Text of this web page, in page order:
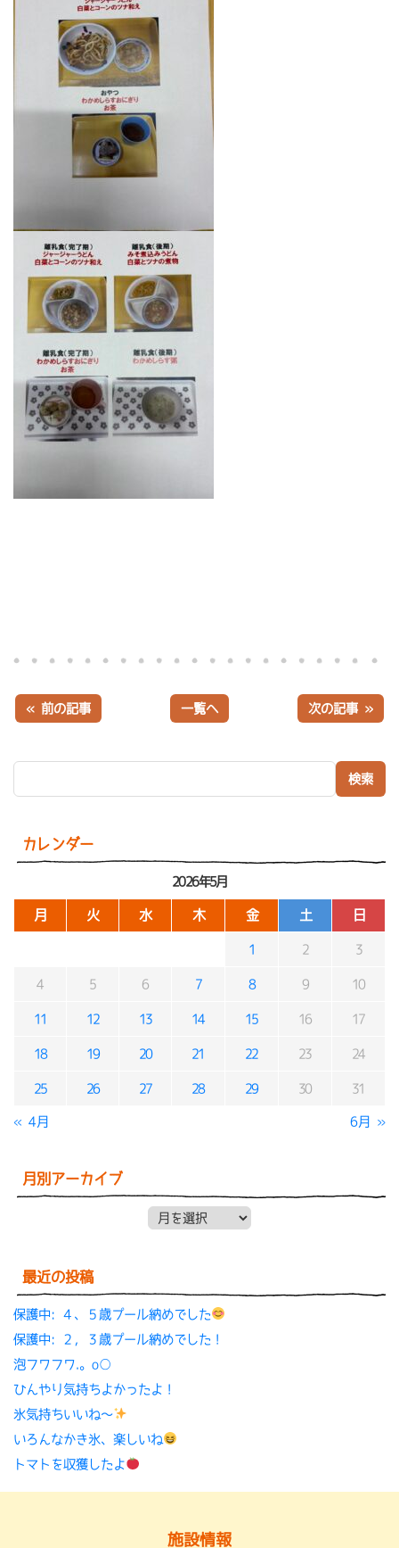
カレンダー
2026年5月
月 火 水 木 金 土 日
1 2 3
4 5 6 7 8 9 10
11 12 13 14 15 16 17
18 19 20 21 22 23 24
25 26 27 28 29 30 31
« 4月 6月 »
月別アーカイブ
最近の投稿
保護中: ４、５歳プール納めでした
保護中: ２，３歳プール納めでした！
泡フワフワ.。o○
ひんやり気持ちよかったよ！
氷気持ちいいね〜
いろんなかき氷、楽しいね
トマトを収獲したよ
« 前の記事 一覧へ 次の記事 »
施設情報